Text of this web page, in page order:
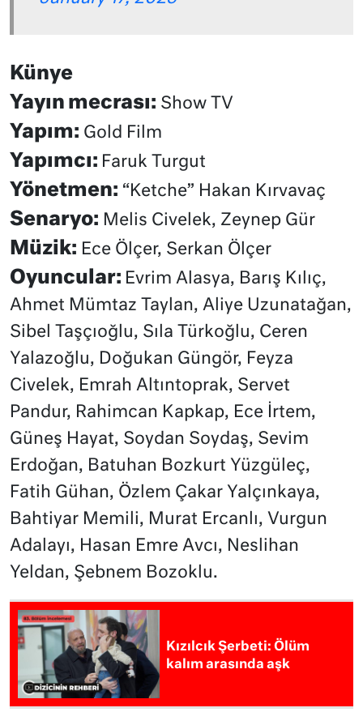
Künye
Yayın mecrası: Show TV
Yapım: Gold Film
Yapımcı: Faruk Turgut
Yönetmen: “Ketche” Hakan Kırvavaç
Senaryo: Melis Civelek, Zeynep Gür
Müzik: Ece Ölçer, Serkan Ölçer
Oyuncular: Evrim Alasya, Barış Kılıç,
Ahmet Mümtaz Taylan, Aliye Uzunatağan,
Sibel Taşçıoğlu, Sıla Türkoğlu, Ceren
Yalazoğlu, Doğukan Güngör, Feyza
Civelek, Emrah Altıntoprak, Servet
Pandur, Rahimcan Kapkap, Ece İrtem,
Güneş Hayat, Soydan Soydaş, Sevim
Erdoğan, Batuhan Bozkurt Yüzgüleç,
Fatih Gühan, Özlem Çakar Yalçınkaya,
Bahtiyar Memili, Murat Ercanlı, Vurgun
Adalayı, Hasan Emre Avcı, Neslihan
Yeldan, Şebnem Bozoklu.
Kızılcık Şerbeti: Ölüm
kalım arasında aşk